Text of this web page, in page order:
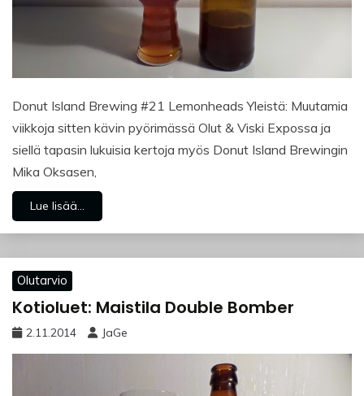
Donut Island Brewing #21 Lemonheads Yleistä: Muutamia
viikkoja sitten kävin pyörimässä Olut & Viski Expossa ja
siellä tapasin lukuisia kertoja myös Donut Island Brewingin
Mika Oksasen,
Lue lisää...
Olutarvio
Kotioluet: Maistila Double Bomber
2.11.2014 JaGe